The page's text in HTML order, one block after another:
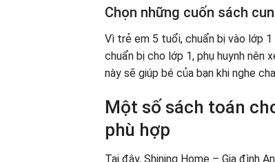
Chọn những cuốn sách
Vì trẻ em 5 tuổi, chuẩn bị vào lớp
chuẩn bị cho lớp 1, phụ huynh nên
này sẽ giúp bé của bạn khi nghe
Một số sách toán
phù hợp
Tại đây, Shining Home – Gia đình